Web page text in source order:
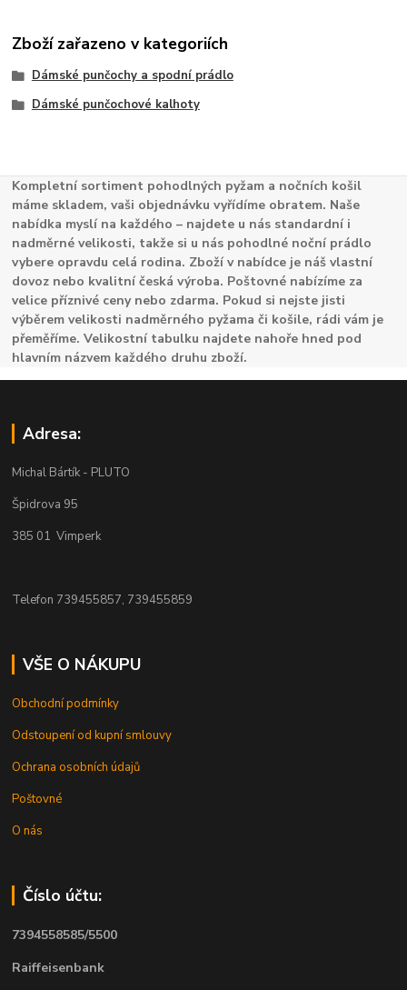
Zboží zařazeno v kategoriích
Dámské punčochy a spodní prádlo
Dámské punčochové kalhoty
Kompletní sortiment pohodlných pyžam a nočních košil
máme skladem, vaši objednávku vyřídíme obratem. Naše
nabídka myslí na každého – najdete u nás standardní i
nadměrné velikosti, takže si u nás pohodlné noční prádlo
vybere opravdu celá rodina. Zboží v nabídce je náš vlastní
dovoz nebo kvalitní česká výroba. Poštovné nabízíme za
velice příznivé ceny nebo zdarma. Pokud si nejste jisti
výběrem velikosti nadměrného pyžama či košile, rádi vám je
přeměříme. Velikostní tabulku najdete nahoře hned pod
hlavním názvem každého druhu zboží.
Adresa:
Michal Bártík - PLUTO
Špidrova 95
385 01 Vimperk
Telefon 739455857, 739455859
VŠE O NÁKUPU
Obchodní podmínky
Odstoupení od kupní smlouvy
Ochrana osobních údajů
Poštovné
O nás
Číslo účtu:
7394558585/5500
Raiffeisenbank